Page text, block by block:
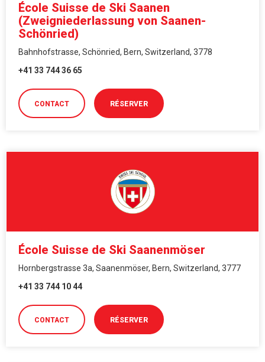
École Suisse de Ski Saanen
(Zweigniederlassung von Saanen-
Schönried)
Bahnhofstrasse, Schönried, Bern, Switzerland, 3778
+41 33 744 36 65
CONTACT RÉSERVER
École Suisse de Ski Saanenmöser
Hornbergstrasse 3a, Saanenmöser, Bern, Switzerland, 3777
+41 33 744 10 44
CONTACT RÉSERVER